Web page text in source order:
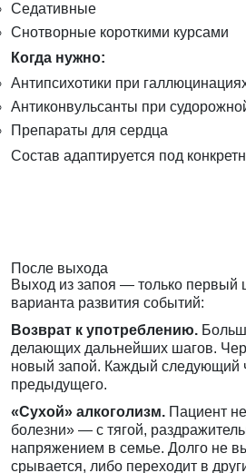
Седативные
Снотворные короткими курсами
Когда нужно:
Антипсихотики при
Антиконвульсанты при
Препараты для сердца
Состав адаптируется под
После выхода
Выход из запоя — только первый
варианта развития событий:
Возврат к употреблению.
делающих дальнейших шагов.
новый запой. Каждый следующий
предыдущего.
«Сухой» алкоголизм. Пациент
болезни» — с тягой,
напряжением в семье. Долго не
срывается, либо переходит в